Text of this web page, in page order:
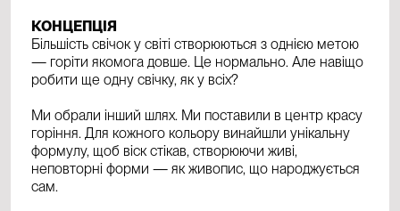
КОНЦЕПЦІЯ
Більшість свічок у світі створюються з однією метою
— горіти якомога довше. Це нормально. Але навіщо
робити ще одну свічку, як у всіх?
Ми обрали інший шлях. Ми поставили в центр красу
горіння. Для кожного кольору винайшли унікальну
формулу, щоб віск стікав, створюючи живі,
неповторні форми — як живопис, що народжується
сам.